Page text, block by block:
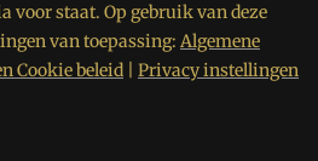
voor staat. Op gebruik van deze
van toepassing: Algemene
Cookie beleid Privacy instellingen